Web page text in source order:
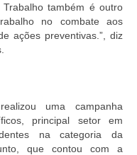
também é outro
no combate aos
ações preventivas.”, diz
uma campanha
principal setor em
na categoria da
que contou com a